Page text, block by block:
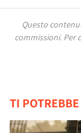
Questo
commissioni. Per
TI